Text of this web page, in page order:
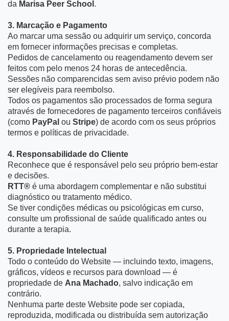
da Marisa Peer School .
3. Marcação e Pagamento
Ao marcar uma sessão ou adquirir um serviço, concorda
em fornecer informações precisas e completas.
Pedidos de cancelamento ou reagendamento devem ser
feitos com pelo menos 24 horas de antecedência.
Sessões não comparencidas sem aviso prévio podem não
ser elegíveis para reembolso.
Todos os pagamentos são processados de forma segura
através de fornecedores de pagamento terceiros confiáveis
(como PayPal ou Stripe) de acordo com os seus próprios
termos e políticas de privacidade.
4. Responsabilidade do Cliente
Reconhece que é responsável pelo seu próprio bem-estar
e decisões.
RTT® é uma abordagem complementar e não substitui
diagnóstico ou tratamento médico.
Se tiver condições médicas ou psicológicas em curso,
consulte um profissional de saúde qualificado antes ou
durante a terapia.
5. Propriedade Intelectual
Todo o conteúdo do Website — incluindo texto, imagens,
gráficos, vídeos e recursos para download — é
propriedade de Ana Machado, salvo indicação em
contrário.
Nenhuma parte deste Website pode ser copiada,
reproduzida, modificada ou distribuída sem autorização